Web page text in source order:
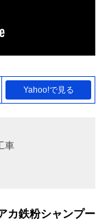
Yahoo!で見る
車
カ鉄粉シャンプー